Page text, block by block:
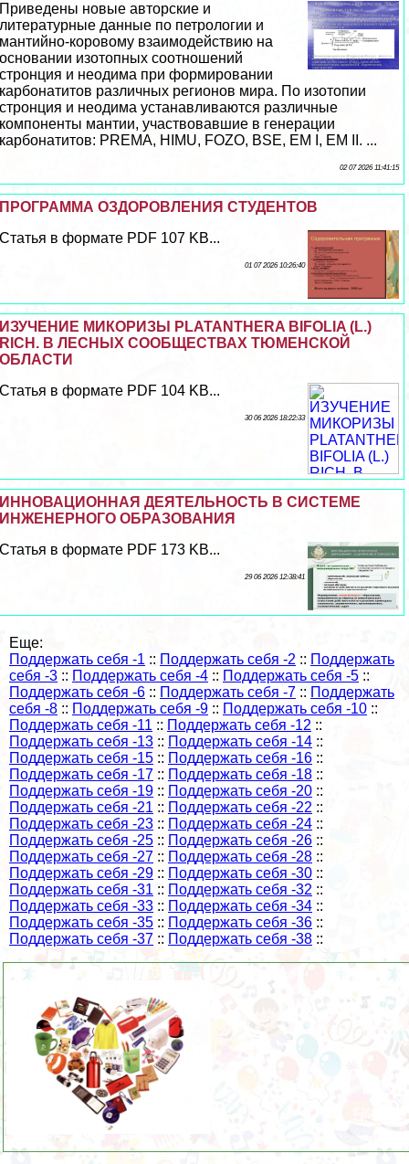
Приведены новые авторские и
литературные данные по петрологии и
мантийно-коровому взаимодействию на
основании изотопных соотношений
стронция и неодима при формировании
карбонатитов различных регионов мира. По изотопии
стронция и неодима устанавливаются различные
компоненты мантии, участвовавшие в генерации
карбонатитов: PREMA, HIMU, FOZO, BSE, EM I, EM II. ...
02 07 2026 11:41:15
ПРОГРАММА ОЗДОРОВЛЕНИЯ СТУДЕНТОВ
Статья в формате PDF 107 KB...
01 07 2026 10:26:40
ИЗУЧЕНИЕ МИКОРИЗЫ PLATANTHERA BIFOLIA (L.)
RICH. В ЛЕСНЫХ СООБЩЕСТВАХ ТЮМЕНСКОЙ
ОБЛАСТИ
Статья в формате PDF 104 KB...
30 06 2026 18:22:33
ИННОВАЦИОННАЯ ДЕЯТЕЛЬНОСТЬ В СИСТЕМЕ
ИНЖЕНЕРНОГО ОБРАЗОВАНИЯ
Статья в формате PDF 173 KB...
29 06 2026 12:38:41
Еще:
Поддержать себя -1 :: Поддержать себя -2 :: Поддержать
себя -3 :: Поддержать себя -4 :: Поддержать себя -5 ::
Поддержать себя -6 :: Поддержать себя -7 :: Поддержать
себя -8 :: Поддержать себя -9 :: Поддержать себя -10 ::
Поддержать себя -11 :: Поддержать себя -12 ::
Поддержать себя -13 :: Поддержать себя -14 ::
Поддержать себя -15 :: Поддержать себя -16 ::
Поддержать себя -17 :: Поддержать себя -18 ::
Поддержать себя -19 :: Поддержать себя -20 ::
Поддержать себя -21 :: Поддержать себя -22 ::
Поддержать себя -23 :: Поддержать себя -24 ::
Поддержать себя -25 :: Поддержать себя -26 ::
Поддержать себя -27 :: Поддержать себя -28 ::
Поддержать себя -29 :: Поддержать себя -30 ::
Поддержать себя -31 :: Поддержать себя -32 ::
Поддержать себя -33 :: Поддержать себя -34 ::
Поддержать себя -35 :: Поддержать себя -36 ::
Поддержать себя -37 :: Поддержать себя -38 ::